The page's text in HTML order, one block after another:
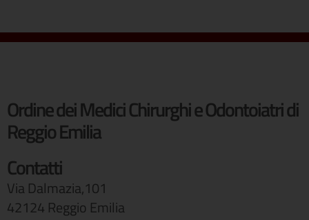
Ordine dei Medici Chirurghi e Odontoiatri di
Reggio Emilia
Contatti
Via Dalmazia,101
42124 Reggio Emilia